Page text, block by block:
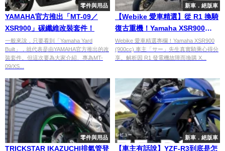
零件與用品
YAMAHA官方推出「MT-09／
XSR900」碳纖維改裝套件！
一般來說，只要看到「Yamaha Yard
Built」，就代表是由YAMAHA官方推出的改
裝套件。但這次要為大家介紹、專為MT-
09/XS...
新車．絕版車
【Webike 愛車精選】從 R1 換騎
復古重機！Yamaha XSR900
(900cc) 車主「サー」先生真實心
得與改裝藍圖
Webike 愛車精選專欄！Yamaha XSR900
(900cc) 車主「サー」先生真實騎乘心得分
享。解析因 R1 發電機故障而換購 X...
零件與用品
TRICKSTAR IKAZUCHI排氣管登
新車．絕版車
【車主有話說】YZF-R3到底是怎